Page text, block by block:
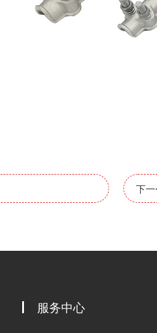
下
服务中心